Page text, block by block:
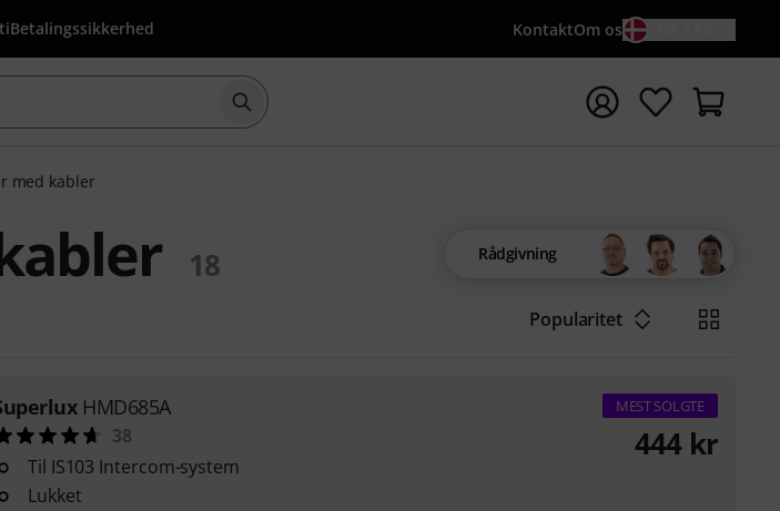
Betalingssikkerhed KontaktOm os
Start søgning med søgeord {searchTerm}
med kabler
18 Rådgivning
Popularitet
HMD685A
38
Til IS103 Intercom-system
Lukket
MEST SOLGTE
444 kr